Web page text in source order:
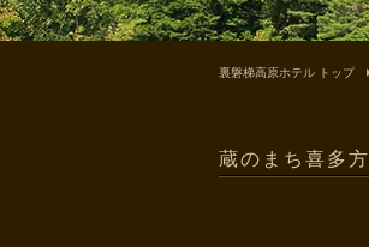
裏磐梯高原ホテル トップ
蔵のまち喜多方